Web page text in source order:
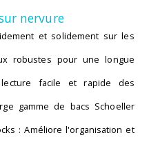
nervure
et solidement sur les
robustes pour une longue
facile et rapide des
gamme de bacs Schoeller
: Améliore l'organisation et